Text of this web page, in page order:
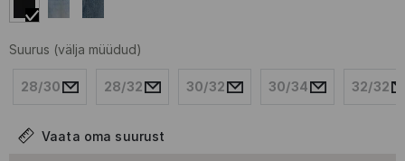
Suurus (välja müüdud)
28/30 28/32 30/32 30/34 32/32
Vaata oma suurust